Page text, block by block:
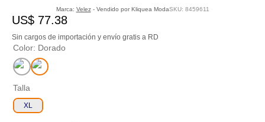
Marca: Velez - Vendido por Kliquea ModaSKU: 8459611
US$ 77.38
Sin cargos de importación y envío gratis a RD
Color: Dorado
Talla
XL